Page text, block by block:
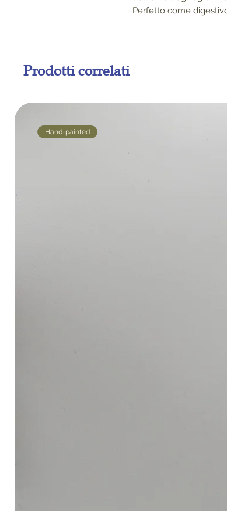
Perfetto come
Prodotti correlati
Hand-painted